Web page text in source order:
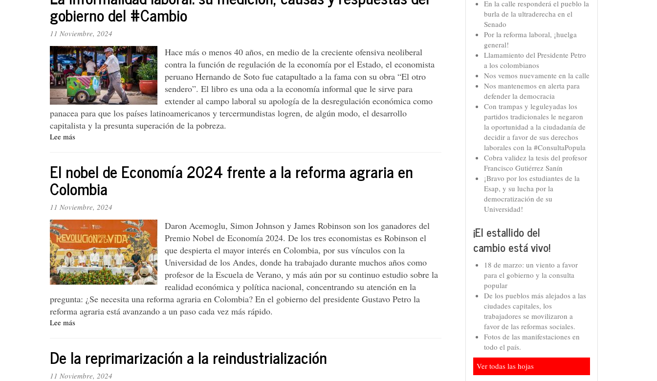
más
viva
que
nunca
gobierno del #Cambio
11 Noviembre, 2024
Hace más o menos 40 años, en medio de la creciente ofensiva neoliberal
contra la función de regulación de la economía por el Estado, el economista
peruano Hernando de Soto fue catapultado a la fama con su obra “El otro
sendero”. El libro es una oda a la economía informal que le sirve para
extender al campo laboral su apología de la desregulación económica como
panacea para que los países latinoamericanos y tercermundistas logren, de algún modo, el desarrollo
capitalista y la presunta superación de la pobreza.
Lee más
laboral:
su
medición,
causas
y
respuestas
del
gobierno
del
#Cambio
El nobel de Economía 2024 frente a la reforma agraria en
Colombia
11 Noviembre, 2024
Daron Acemoglu, Simon Johnson y James Robinson son los ganadores del
Premio Nobel de Economía 2024. De los tres economistas es Robinson el
que despierta el mayor interés en Colombia, por sus vínculos con la
Universidad de los Andes, donde ha trabajado durante muchos años como
profesor de la Escuela de Verano, y más aún por su continuo estudio sobre la
realidad económica y política nacional, concentrando su atención en la
pregunta: ¿Se necesita una reforma agraria en Colombia? En el gobierno del presidente Gustavo Petro la
reforma agraria está avanzando a un paso cada vez más rápido.
Lee más
de
Economía
2024
De la reprimarización a la reindustrialización
11 Noviembre, 2024
En la calle responderá el pueblo la
burla de la ultraderecha en el
Senado
Por la reforma laboral, ¡huelga
general!
Llamamiento del Presidente Petro
a los colombianos
Nos vemos nuevamente en la calle
Nos mantenemos en alerta para
defender la democracia
Con trampas y leguleyadas los
partidos tradicionales le negaron
la oportunidad a la ciudadanía de
decidir a favor de sus derechos
laborales con la #ConsultaPopula
Cobra validez la tesis del profesor
Francisco Gutiérrez Sanín
¡Bravo por los estudiantes de la
Esap, y su lucha por la
democratización de su
Universidad!
¡El estallido del
cambio está vivo!
18 de marzo: un viento a favor
para el gobierno y la consulta
popular
De los pueblos más alejados a las
ciudades capitales, los
trabajadores se movilizaron a
favor de las reformas sociales.
Fotos de las manifestaciones en
todo el país.
Ver todas las hojas